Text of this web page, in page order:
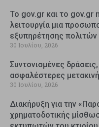
Το gov.gr και το gov.gr
λειτουργία μια
εξυπηρέτησης πολιτών
30 Ιουλίου, 2026
Συντονισμένες
ασφαλέστερες
30 Ιουλίου, 2026
Διακήρυξη για την
χρηματοδοτικής